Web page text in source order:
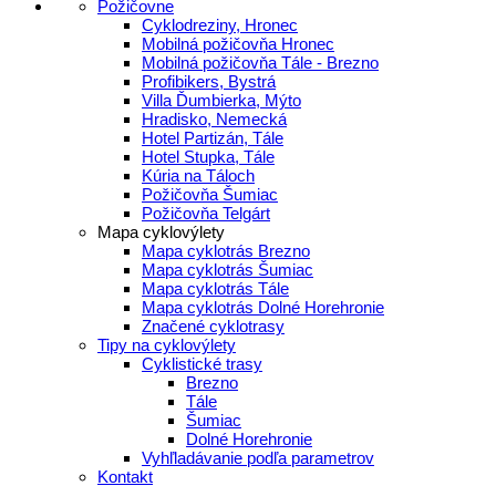
Požičovne
Cyklodreziny, Hronec
Mobilná požičovňa Hronec
Mobilná požičovňa Tále - Brezno
Profibikers, Bystrá
Villa Ďumbierka, Mýto
Hradisko, Nemecká
Hotel Partizán, Tále
Hotel Stupka, Tále
Kúria na Táloch
Požičovňa Šumiac
Požičovňa Telgárt
Mapa cyklovýlety
Mapa cyklotrás Brezno
Mapa cyklotrás Šumiac
Mapa cyklotrás Tále
Mapa cyklotrás Dolné Horehronie
Značené cyklotrasy
Tipy na cyklovýlety
Cyklistické trasy
Brezno
Tále
Šumiac
Dolné Horehronie
Vyhľladávanie podľa parametrov
Kontakt